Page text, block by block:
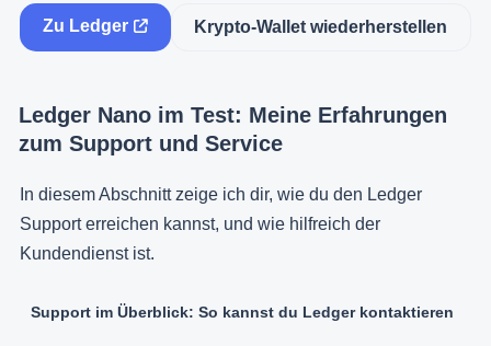
Zu Ledger Krypto-Wallet wiederherstellen
Ledger Nano im Test: Meine Erfahrungen
zum Support und Service
In diesem Abschnitt zeige ich dir, wie du den Ledger
Support erreichen kannst, und wie hilfreich der
Kundendienst ist.
Support im Überblick: So kannst du Ledger kontaktieren